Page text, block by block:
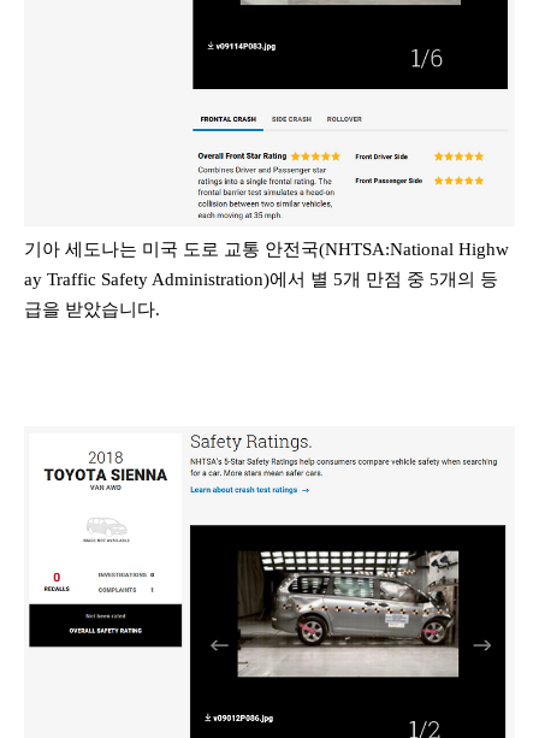
기아 세도나는 미국 도로 교통 안전국(NHTSA:National Highw
ay Traffic Safety Administration)에서 별 5개 만점 중 5개의 등
급을 받았습니다.